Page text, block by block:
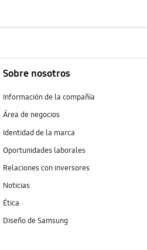
Sobre nosotros
Información de la compañía
Área de negocios
Identidad de la marca
Oportunidades laborales
Relaciones con inversores
Noticias
Ética
Diseño de Samsung